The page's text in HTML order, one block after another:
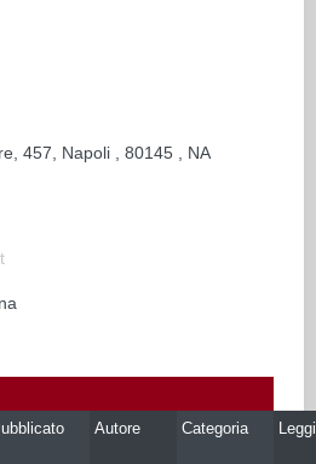
457, Napoli , 80145 , NA
Autore Categoria Leggi